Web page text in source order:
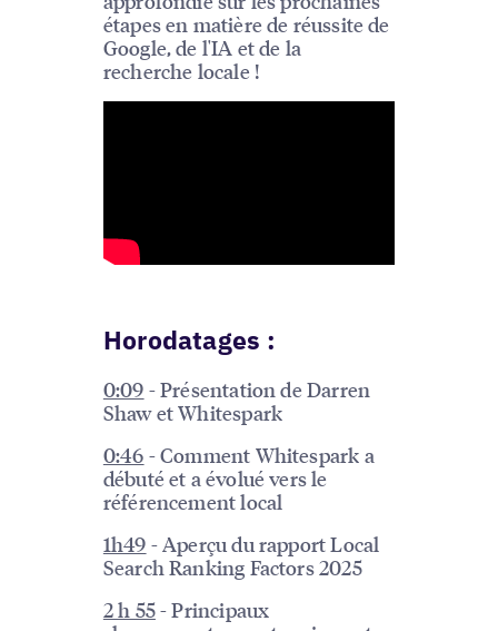
étapes en matière de réussite de
Google, de l'IA et de la
recherche locale !
Horodatages :
0:09 - Présentation de Darren
Shaw et Whitespark
0:46 - Comment Whitespark a
débuté et a évolué vers le
référencement local
1h49 - Aperçu du rapport Local
Search Ranking Factors 2025
2 h 55- Principaux